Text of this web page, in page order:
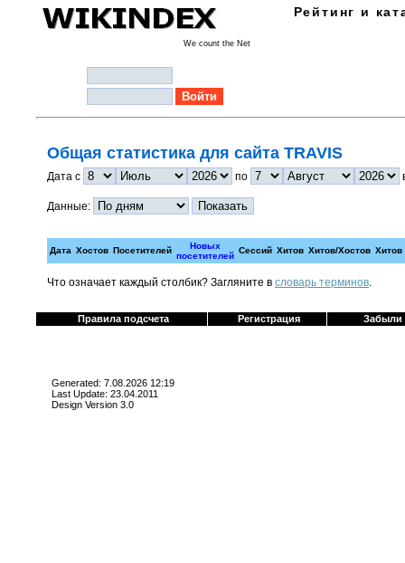
Рейтинг и
We count the Net
Общая статистика для сайта TRAVIS
Дата с по
Данные:
Дата Хостов Посетителей
Новых
посетителей
Сессий Хитов Хитов/Хостов Хитов
Что означает каждый столбик? Загляните в cловарь терминов.
Правила подсчета Регистрация Забыли
Generated: 7.08.2026 12:19
Last Update: 23.04.2011
Design Version 3.0